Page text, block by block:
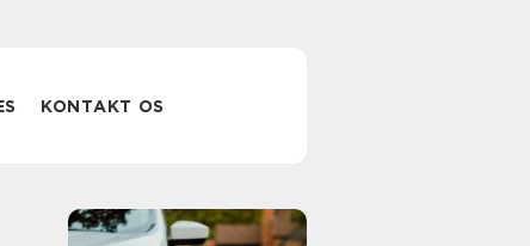
KONTAKT OS